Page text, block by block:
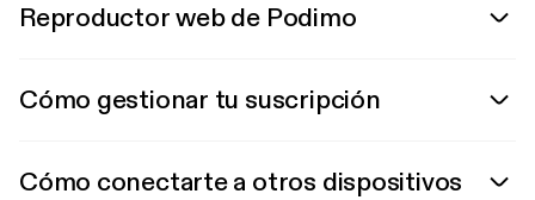
Reproductor web de Podimo
Cómo gestionar tu suscripción
Cómo conectarte a otros dispositivos